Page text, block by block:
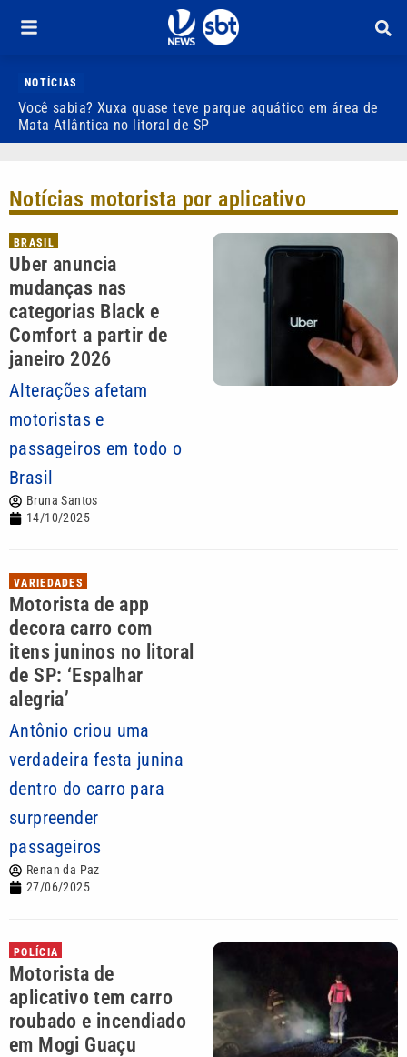
NOTÍCIAS
Você sabia? Xuxa quase teve parque aquático em área de
Mata Atlântica no litoral de SP
Notícias motorista por aplicativo
BRASIL
Uber anuncia
mudanças nas
categorias Black e
Comfort a partir de
janeiro 2026
Alterações afetam
motoristas e
passageiros em todo o
Brasil
Bruna Santos
14/10/2025
VARIEDADES
Motorista de app
decora carro com
itens juninos no litoral
de SP: ‘Espalhar
alegria’
Antônio criou uma
verdadeira festa junina
dentro do carro para
surpreender
passageiros
Renan da Paz
27/06/2025
POLÍCIA
Motorista de
aplicativo tem carro
roubado e incendiado
em Mogi Guaçu